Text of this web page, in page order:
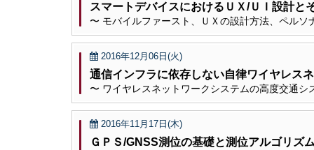
スマートデバイスにおけるＵＸ/ＵＩ設計
〜 モバイルファースト、ＵＸの設計方法、ペル
2016年12月06日(火)
通信インフラに依存しない自律ワイヤレス
〜 ワイヤレスネットワークシステムの高度交通
2016年11月17日(木)
ＧＰＳ/GNSS測位の基礎と測位アルゴリズ